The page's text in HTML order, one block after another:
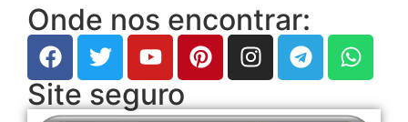
Onde nos encontrar:
Site seguro